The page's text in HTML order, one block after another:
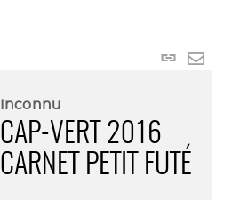
Lien
Inconnu
CAP-VERT 2016
CARNET PETIT FUTÉ